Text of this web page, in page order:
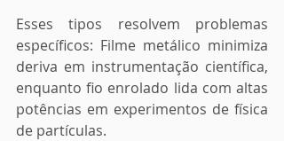
Esses tipos resolvem problemas
específicos: Filme metálico minimiza
deriva em instrumentação científica,
enquanto fio enrolado lida com altas
potências em experimentos de física
de partículas.